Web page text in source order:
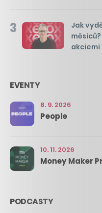
3
Jak
akciemi
EVENTY
8. 9. 2026
People
10. 11. 2026
Money Maker
PODCASTY